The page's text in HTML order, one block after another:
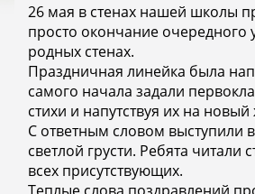
26 мая в стенах нашей школы
просто окончание
родных стенах.
Праздничная линейка была
самого начала задали
стихи и напутствуя их на
С ответным словом выступили
светлой грусти. Ребята
всех присутствующих.